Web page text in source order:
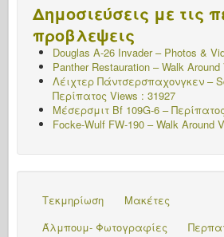
Δημοσιεύσεις με τις
προβλεψεις
Douglas A-26 Invader – Photos &
Panther Restauration – Walk
Λέιχτερ Πάντσερσπαχονγκεν –
Περίπατος Views : 31927
Μέσερσμιτ Bf 109G-6 – Περίπατος
Focke-Wulf FW-190 – Walk Around
Τεκμηρίωση
Μακέτες
Άλμπουμ- Φωτογραφίες